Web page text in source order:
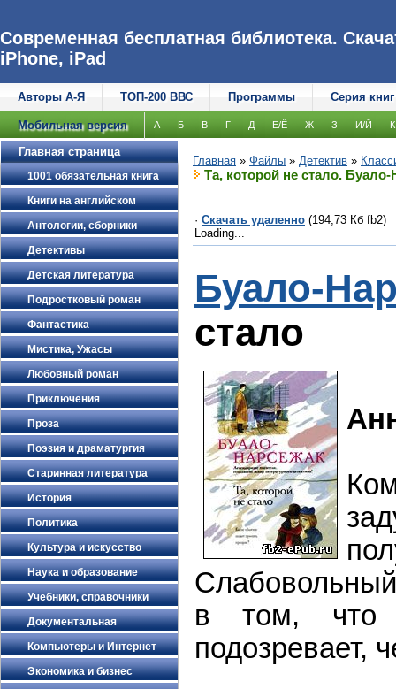
Современная бесплатная библиотека.
iPhone, iPad
Авторы А-Я ТОП-200 ВВС Программы Серия книг
Мобильная версия А Б В Г Д Е/Ё Ж З И/Й К
Главная страница
1001 обязательная книга
Книги на английском
Антологии, сборники
Детективы
Детская литература
Подростковый роман
Фантастика
Мистика, Ужасы
Любовный роман
Приключения
Проза
Поэзия и драматургия
Старинная литература
История
Политика
Культура и искусство
Наука и образование
Учебники, справочники
Документальная
Компьютеры и Интернет
Экономика и бизнес
Главная » Файлы » Детектив »
Та, которой не стало. Буало-
· Скачать удаленно (194,73 Кб fb2)
Loading...
Буало-
стало
в том, что
подозревает,